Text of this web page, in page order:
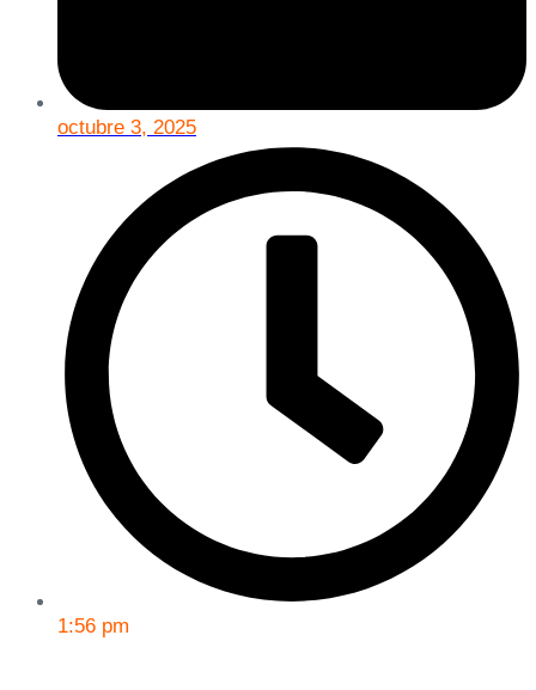
octubre 3, 2025
1:56 pm